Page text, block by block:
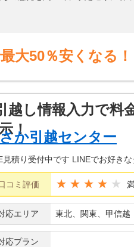
大50％安くなる！
か引越センター
見積り受付中です LINEでお好き
コミ評価 ★★★★
応エリア 東北、関東、甲信越
応プラン